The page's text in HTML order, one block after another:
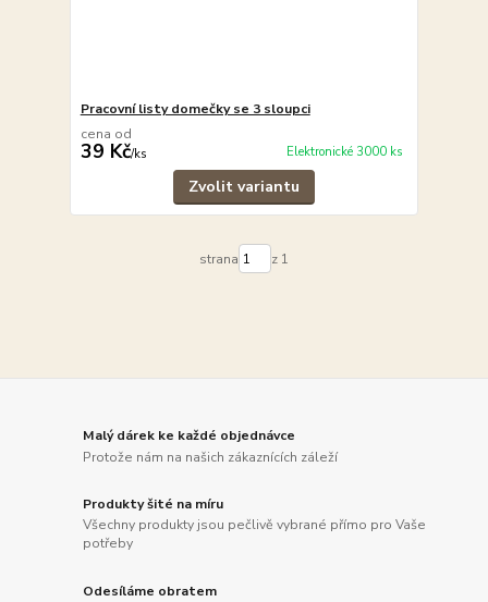
Pracovní listy domečky se 3 sloupci
cena od
39 Kč/ks Elektronické 3000 ks
Zvolit variantu
strana z 1
Malý dárek ke každé objednávce
Protože nám na našich zákaznících záleží
Produkty šité na míru
Všechny produkty jsou pečlivě vybrané přímo pro Vaše
potřeby
Odesíláme obratem